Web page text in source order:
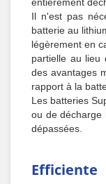
Il n'est pas
batterie au
légèrement en
partielle au lieu
des avantages
rapport à la
Les batteries
ou de décharge
dépassées.
Efficiente